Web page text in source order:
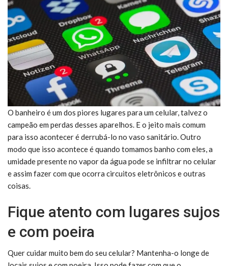
O banheiro é um dos piores lugares para um celular, talvez o
campeão em perdas desses aparelhos. E o jeito mais comum
para isso acontecer é derrubá-lo no vaso sanitário. Outro
modo que isso acontece é quando tomamos banho com eles, a
umidade presente no vapor da água pode se infiltrar no celular
e assim fazer com que ocorra circuitos eletrônicos e outras
coisas.
Fique atento com lugares sujos
e com poeira
Quer cuidar muito bem do seu celular? Mantenha-o longe de